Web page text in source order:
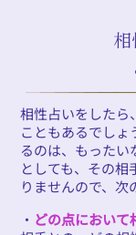
相性占いをしたら
こともあるでしょ
るのは、もったい
としても、その
りませんので、次
・ どの点において